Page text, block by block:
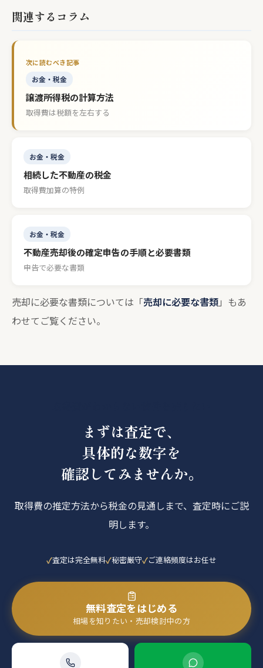
関連するコラム
お金・税金
譲渡所得税の計算方法
取得費は税額を左右する
お金・税金
相続した不動産の税金
取得費加算の特例
お金・税金
不動産売却後の確定申告の手順と必要書類
申告で必要な書類
売却に必要な書類については「売却に必要な書類」もあ
わせてご覧ください。
まずは査定で、
具体的な数字を
確認してみませんか。
取得費の推定方法から税金の見通しまで、査定時にご説
明します。
査定は完全無料 秘密厳守 ご連絡頻度はお任せ
無料査定をはじめる
相場を知りたい・売却検討中の方